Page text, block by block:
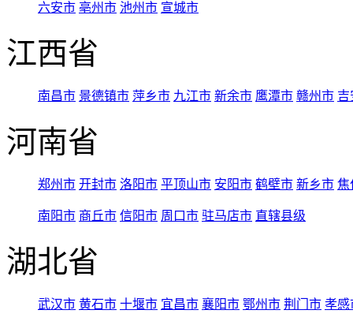
六安市 亳州市 池州市 宣城市
江西省
南昌市 景德镇市 萍乡市 九江市 新余市 鹰潭市 赣州市 吉
河南省
郑州市 开封市 洛阳市 平顶山市 安阳市 鹤壁市 新乡市 焦
南阳市 商丘市 信阳市 周口市 驻马店市 直辖县级
湖北省
武汉市 黄石市 十堰市 宜昌市 襄阳市 鄂州市 荆门市 孝感